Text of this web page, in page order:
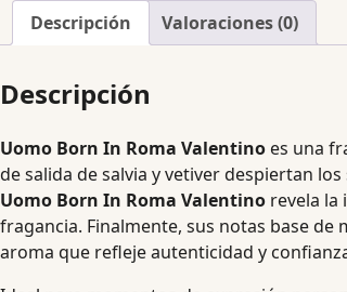
Descripción Valoraciones (0)
Descripción
Uomo Born In Roma Valentino es una
de salida de salvia y vetiver despiertan
Uomo Born In Roma Valentino revela la
fragancia. Finalmente, sus notas base
aroma que refleje autenticidad y